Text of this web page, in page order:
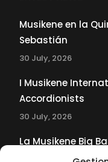
Musikene en la
Sebastián
30 July, 2026
I Musikene
Accordionists
30 July, 2026
La Musikene Big
Tolliver en el 61